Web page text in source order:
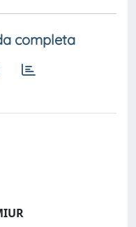
completa